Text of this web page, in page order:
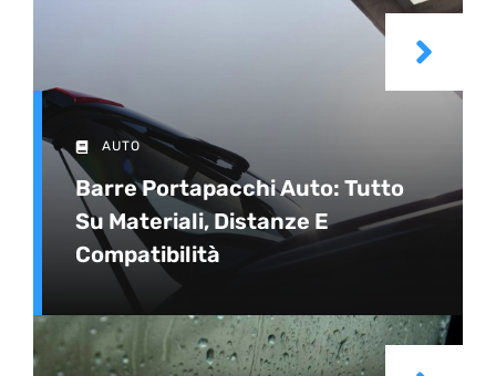
AUTO
Barre Portapacchi Auto: Tutto
Su Materiali, Distanze E
Compatibilità